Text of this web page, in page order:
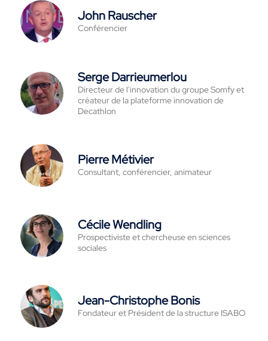
John Rauscher
Conférencier
Serge Darrieumerlou
Directeur de l'innovation du groupe Somfy et
créateur de la plateforme innovation de
Decathlon
Pierre Métivier
Consultant, conférencier, animateur
Cécile Wendling
Prospectiviste et chercheuse en sciences
sociales
Jean-Christophe Bonis
Fondateur et Président de la structure ISABO